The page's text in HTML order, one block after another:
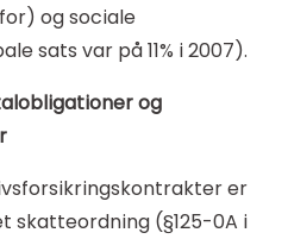
og sociale
sats var på 11% i 2007).
og
er
skatteordning (§125-0A i